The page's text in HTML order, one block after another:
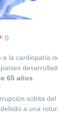
0
a la cardiopatía
65 años
súbita
a una